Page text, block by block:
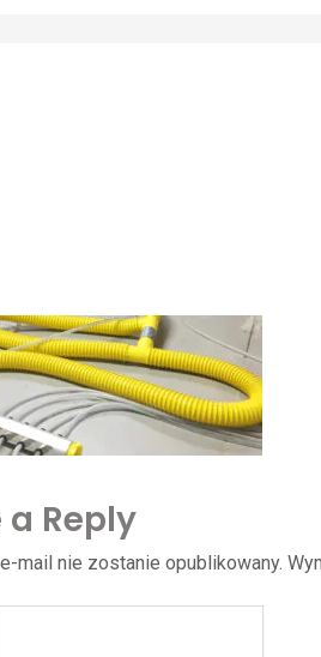
a Reply
mail nie zostanie opublikowany.